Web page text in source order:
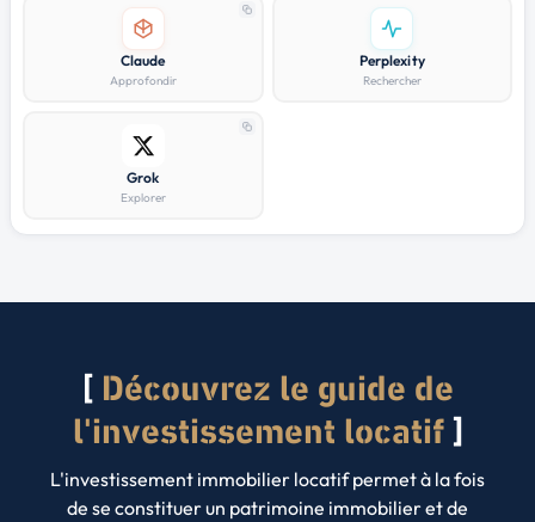
Claude
Approfondir
Perplexity
Rechercher
Grok
Explorer
Découvrez le guide de
l'investissement locatif
L'investissement immobilier locatif permet à la fois
de se constituer un patrimoine immobilier et de